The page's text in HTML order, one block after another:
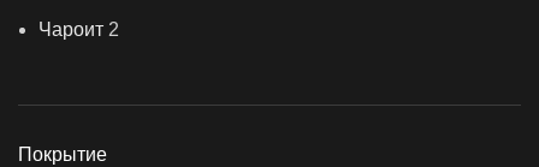
Чароит 2
Покрытие